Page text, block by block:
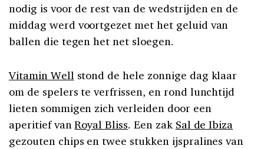
nodig is voor de rest van de wedstrijden en de
middag werd voortgezet met het geluid van
ballen die tegen het net sloegen.
Vitamin Well stond de hele zonnige dag klaar
om de spelers te verfrissen, en rond lunchtijd
lieten sommigen zich verleiden door een
aperitief vanRoyal Bliss. Een zak Sal de Ibiza
gezouten chips en twee stukken ijspralines van